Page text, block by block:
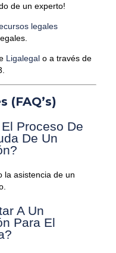
de un experto!
legales
Ligalegal o a través de
(FAQ’s)
Proceso De
De Un
la asistencia de un
A Un
Para El